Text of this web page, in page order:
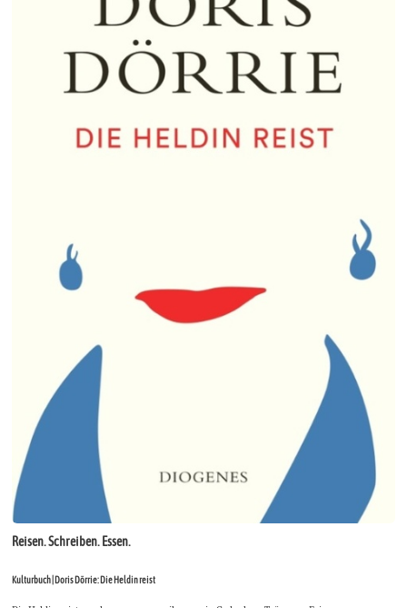
Reisen. Schreiben. Essen.
Kulturbuch | Doris Dörrie: Die Heldin reist